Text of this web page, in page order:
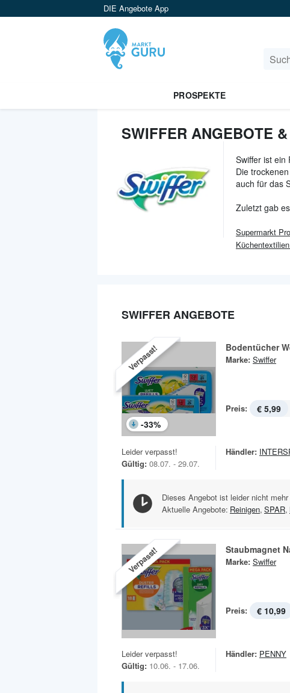
DIE Angebote App
PROSPEKTE
SWIFFER ANGEBOTE
Swiffer ist ein
Die
auch für das
Zuletzt gab
Supermarkt
SWIFFER ANGEBOTE
Verpasst!
-33%
Bodentücher
Marke: Swiffer
Preis: € 5,99
Leider verpasst!
Gültig: 08.07. - 29.07.
Händler:
Dieses Angebot ist leider nicht mehr
Aktuelle Angebote: Reinigen, SPAR,
Verpasst! Staubmagnet
Marke: Swiffer
Preis: € 10,99
Leider verpasst!
Gültig: 10.06. - 17.06.
Händler: PENNY